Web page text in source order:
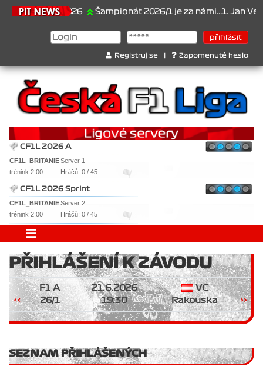
21.6.2026 Šampionát 2026/1 je za námi...1. Jan
Registruj se Zapomenuté heslo
CF1L 2026 A
CF1L_BRITANIEServer 1
trénink 2:00
Hráčů: 0 / 45
CF1L 2026 Sprint
CF1L_BRITANIEServer 2
trénink 2:00
Hráčů: 0 / 45
PŘIHLÁŠENÍ K ZÁVODU
<<
F1 A
26/1
21.6.2026
19:30
VC
Rakouska
>>
SEZNAM PŘIHLÁŠENÝCH